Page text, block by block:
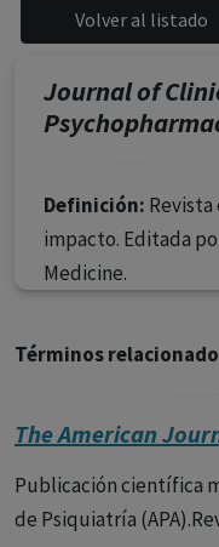
facultados prescribir
caso concreto, el
necesidades del
Journal of
Definición:
impacto. Editada
Medicine.
Términos
The American
Publicación científica
de Psiquiatría